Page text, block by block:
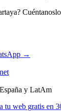
→
y LatAm
tu web gratis en